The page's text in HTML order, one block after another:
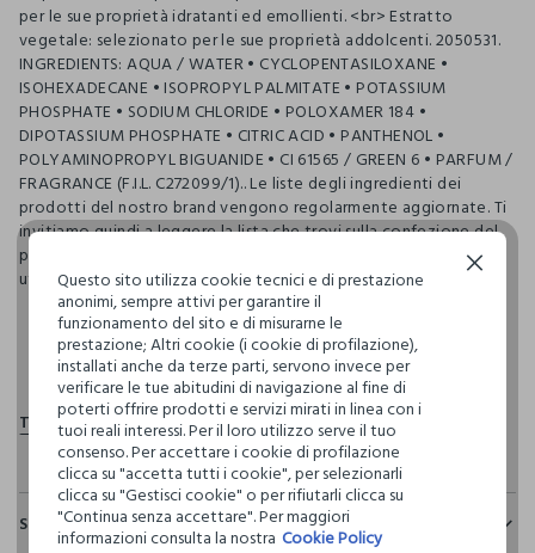
per le sue proprietà idratanti ed emollienti. <br> Estratto
vegetale: selezionato per le sue proprietà addolcenti. 2050531.
INGREDIENTS: AQUA / WATER • CYCLOPENTASILOXANE •
ISOHEXADECANE • ISOPROPYL PALMITATE • POTASSIUM
PHOSPHATE • SODIUM CHLORIDE • POLOXAMER 184 •
DIPOTASSIUM PHOSPHATE • CITRIC ACID • PANTHENOL •
POLYAMINOPROPYL BIGUANIDE • CI 61565 / GREEN 6 • PARFUM /
FRAGRANCE (F.I.L. C272099/1).. Le liste degli ingredienti dei
prodotti del nostro brand vengono regolarmente aggiornate. Ti
invitiamo quindi a leggere la lista che trovi sulla confezione del
prodotto per assicurarti che gli ingredienti siano adatti al tuo
utilizzo personale.
pdp.loyalty.section.advantages
Sostenibilità e trasparenza
Questo sito utilizza cookie tecnici e di prestazione
anonimi, sempre attivi per garantire il
funzionamento del sito e di misurarne le
prestazione; Altri cookie (i cookie di profilazione),
installati anche da terze parti, servono invece per
verificare le tue abitudini di navigazione al fine di
poterti offrire prodotti e servizi mirati in linea con i
tuoi reali interessi. Per il loro utilizzo serve il tuo
consenso. Per accettare i cookie di profilazione
clicca su "accetta tutti i cookie", per selezionarli
clicca su "Gestisci cookie" o per rifiutarli clicca su
"Continua senza accettare". Per maggiori
informazioni consulta la nostra Cookie Policy
Continua senza accettare